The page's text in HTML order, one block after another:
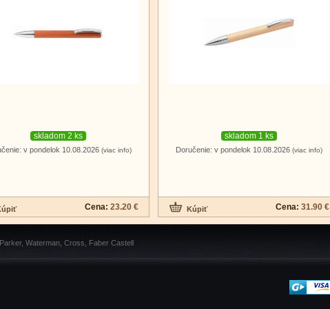
skladom 2 ks
v pondelok 10.08.2026 (viac info)
Cena: 23.20 €
skladom 1 ks
Doručenie: v pondelok 10.08.2026 (viac info)
Cena: 31.90 €
Waterman, Cross, Faber Castell